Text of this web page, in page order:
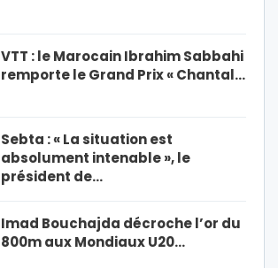
VTT : le Marocain Ibrahim Sabbahi
remporte le Grand Prix « Chantal…
Sebta : « La situation est
absolument intenable », le
président de…
Imad Bouchajda décroche l’or du
800m aux Mondiaux U20…